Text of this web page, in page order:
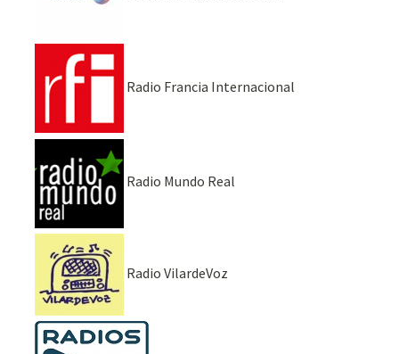
Radio Francia Internacional
Radio Mundo Real
Radio VilardeVoz